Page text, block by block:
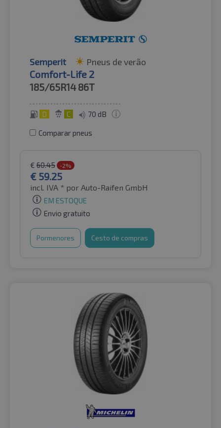
Semperit Pneus de verão
Comfort-Life 2
185/65R14 86T
D C 70 dB
Comparar pneus
€ 60.45 -2%
€ 59.25
incl. IVA * por Auto-Raifen GmbH
EM ESTOQUE
Envio gratuito
Pormenores Cesto de compras